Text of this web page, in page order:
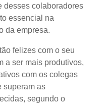
desses colaboradores
essencial na
da empresa.
felizes com o seu
a ser mais produtivos,
com os colegas
superam as
segundo o